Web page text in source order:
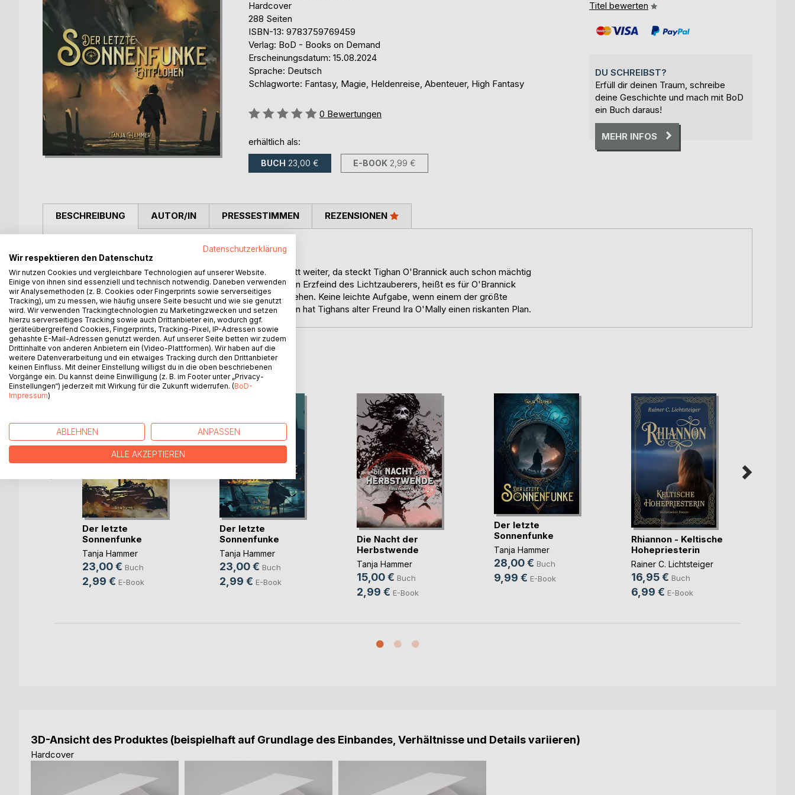
Hardcover
288 Seiten
ISBN-13: 9783759769459
Verlag: BoD - Books on Demand
Erscheinungsdatum: 15.08.2024
Sprache: Deutsch
Schlagworte: Fantasy, Magie, Heldenreise, Abenteuer, High Fantasy
Bewertung::
0 Bewertungen
erhältlich als:
BUCH 23,00 € E-BOOK 2,99 €
Titel bewerten
DU SCHREIBST?
Erfüll dir deinen Traum, schreibe
deine Geschichte und mach mit BoD
ein Buch daraus!
MEHR INFOS
BESCHREIBUNG
Kaum ist er auf der Suche nach Gwylain einen guten Schritt weiter, da steckt Tighan O'Brannick auch schon mächtig
in der Klemme. Aufgespürt von Neal Morton, dem erklärten Erzfeind des Lichtzauberers, heißt es für O'Brannick
und seine Mitstreiter nun, den Kopf aus der Schlinge zu ziehen. Keine leichte Aufgabe, wenn einem der größte
Zaubererzirkel des Landes an den Fersen klebt. Doch dann hat Tighans alter Freund Ira O'Mally einen riskanten Plan.
AUTOR/IN PRESSESTIMMEN REZENSIONEN
WEITERE TITEL BEIBoD
Der letzte
Sonnenfunke
Tanja Hammer
23,00 € Buch
2,99 € E-Book
Der letzte
Sonnenfunke
Tanja Hammer
23,00 € Buch
2,99 € E-Book
Die Nacht der
Herbstwende
Tanja Hammer
15,00 € Buch
2,99 € E-Book
Der letzte
Sonnenfunke
Tanja Hammer
28,00 € Buch
9,99 € E-Book
Rhiannon - Keltische
Hohepriesterin
Rainer C. Lichtsteiger
16,95 € Buch
6,99 € E-Book
3D-Ansicht des Produktes (beispielhaft auf Grundlage des Einbandes, Verhältnisse und Details variieren)
Hardcover
Datenschutzerklärung
Wir respektieren den Datenschutz
Wir nutzen Cookies und vergleichbare Technologien auf unserer Website.
Einige von ihnen sind essenziell und technisch notwendig. Daneben verwenden
wir Analysemethoden (z. B. Cookies oder Fingerprints sowie serverseitiges
Tracking), um zu messen, wie häufig unsere Seite besucht und wie sie genutzt
wird. Wir verwenden Trackingtechnologien zu Marketingzwecken und setzen
hierzu serverseitiges Tracking sowie auch Drittanbieter ein, wodurch ggf.
geräteübergreifend Cookies, Fingerprints, Tracking-Pixel, IP-Adressen sowie
gehashte E-Mail-Adressen genutzt werden. Auf unserer Seite betten wir zudem
Drittinhalte von anderen Anbietern ein (Video-Plattformen). Wir haben auf die
weitere Datenverarbeitung und ein etwaiges Tracking durch den Drittanbieter
keinen Einfluss. Mit deiner Einstellung willigst du in die oben beschriebenen
Vorgänge ein. Du kannst deine Einwilligung (z. B. im Footer unter „Privacy-
Einstellungen“) jederzeit mit Wirkung für die Zukunft widerrufen. (BoD-
Impressum)
ABLEHNEN ANPASSEN
ALLE AKZEPTIEREN